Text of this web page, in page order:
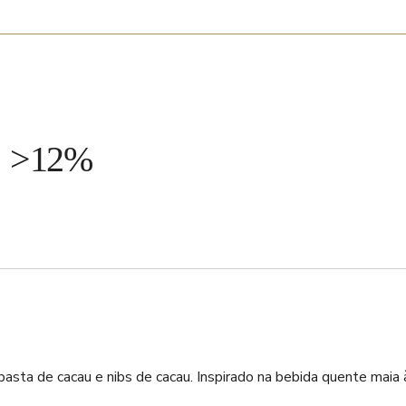
>12%
de cacau e nibs de cacau. Inspirado na bebida quente maia